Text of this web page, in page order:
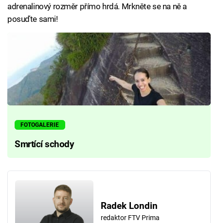
adrenalinový rozměr přímo hrdá. Mrkněte se na ně a
posuďte sami!
FOTOGALERIE
Smrtící schody
Radek Londin
redaktor FTV Prima